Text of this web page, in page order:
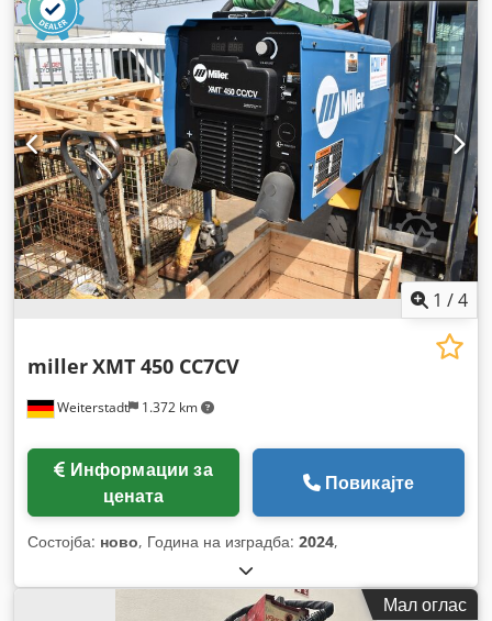
1 /4
Weiterstadt 1.372 km
millerXMT 450 CC7CV
цената
Повикајте
Состојба: ново, Година на изградба: 2024,
Мал оглас